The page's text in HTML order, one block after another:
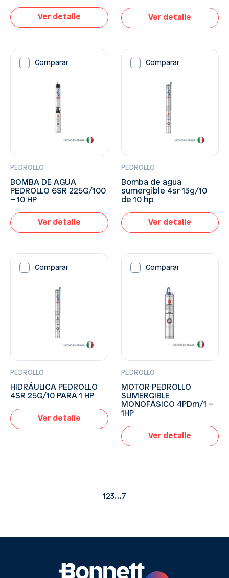
Ver detalle Ver detalle
Comparar
PEDROLLO
BOMBA DE AGUA
PEDROLLO 6SR 225G/100
– 10 HP
Ver detalle
Comparar
PEDROLLO
Bomba de agua
sumergible 4sr 13g/10
de 10 hp
Ver detalle
Comparar
PEDROLLO
HIDRÁULICA PEDROLLO
4SR 25G/10 PARA 1 HP
Ver detalle
Comparar
PEDROLLO
MOTOR PEDROLLO
SUMERGIBLE
MONOFÁSICO 4PDm/1 –
1HP
Ver detalle
123…7